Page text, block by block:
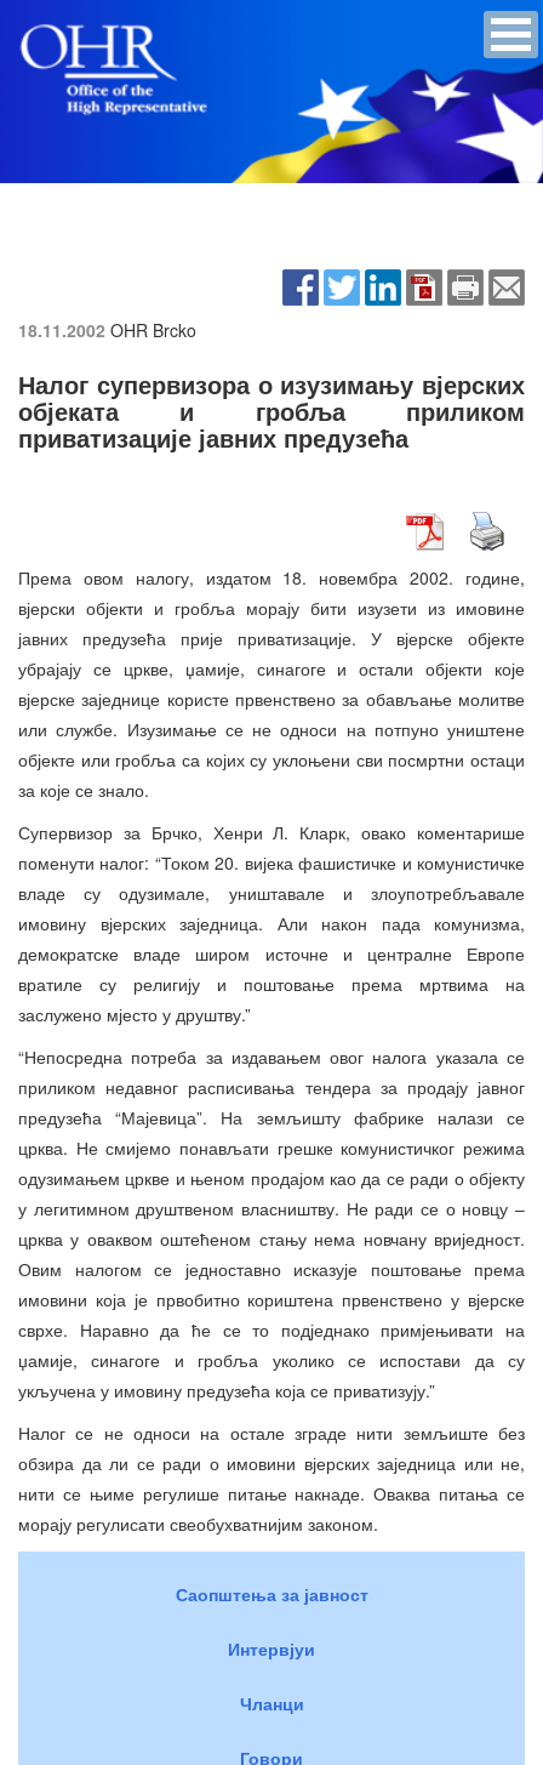
18.11.2002 OHR Brcko
Налог супервизора о изузимању вјерских
објеката и гробља приликом
приватизације јавних предузећа
Према овом налогу, издатом 18. новембра 2002. године,
вјерски објекти и гробља морају бити изузети из имовине
јавних предузећа прије приватизације. У вјерске објекте
убрајају се цркве, џамије, синагоге и остали објекти које
вјерске заједнице користе првенствено за обављање молитве
или службе. Изузимање се не односи на потпуно уништене
објекте или гробља са којих су уклоњени сви посмртни остаци
за које се знало.
Супервизор за Брчко, Хенри Л. Кларк, овако коментарише
поменути налог: “Током 20. вијека фашистичке и комунистичке
владе су одузимале, уништавале и злоупотребљавале
имовину вјерских заједница. Али након пада комунизма,
демократске владе широм источне и централне Европе
вратиле су религију и поштовање према мртвима на
заслужено мјесто у друштву.”
“Непосредна потреба за издавањем овог налога указала се
приликом недавног расписивања тендера за продају јавног
предузећа “Мајевица”. На земљишту фабрике налази се
црква. Не смијемо понављати грешке комунистичког режима
одузимањем цркве и њеном продајом као да се ради о објекту
у легитимном друштвеном власништву. Не ради се о новцу –
црква у оваквом оштећеном стању нема новчану вриједност.
Овим налогом се једноставно исказује поштовање према
имовини која је првобитно кориштена првенствено у вјерске
сврхе. Наравно да ће се то подједнако примјењивати на
џамије, синагоге и гробља уколико се испостави да су
укључена у имовину предузећа која се приватизују.”
Налог се не односи на остале зграде нити земљиште без
обзира да ли се ради о имовини вјерских заједница или не,
нити се њиме регулише питање накнаде. Оваква питања се
морају регулисати свеобухватнијим законом.
Саопштења за јавност
Интервјуи
Чланци
Говори